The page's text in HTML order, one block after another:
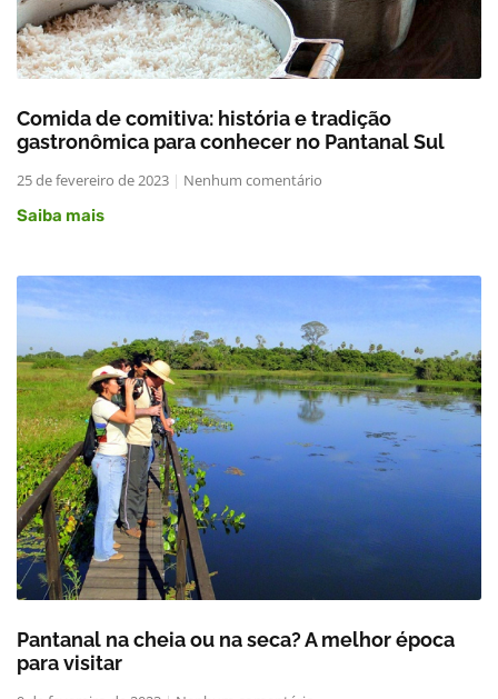
Comida de comitiva: história e tradição
gastronômica para conhecer no Pantanal Sul
25 de fevereiro de 2023
Nenhum comentário
Saiba mais
Pantanal na cheia ou na seca? A melhor época
para visitar